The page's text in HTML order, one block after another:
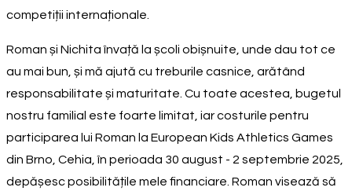
competiții internaționale.
Roman și Nichita învață la școli obișnuite, unde dau tot ce
au mai bun, și mă ajută cu treburile casnice, arătând
responsabilitate și maturitate. Cu toate acestea, bugetul
nostru familial este foarte limitat, iar costurile pentru
participarea lui Roman la European Kids Athletics Games
din Brno, Cehia, în perioada 30 august - 2 septembrie 2025,
depășesc posibilitățile mele financiare. Roman visează să